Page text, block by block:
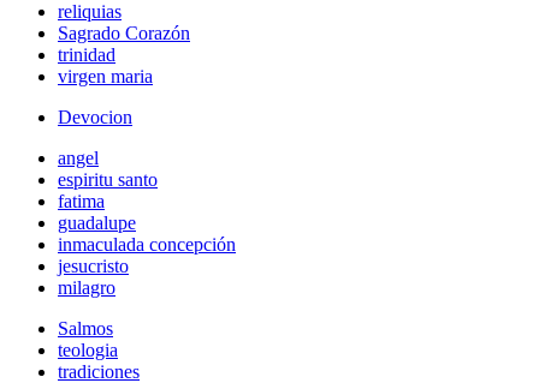
reliquias
Sagrado Corazón
trinidad
virgen maria
Devocion
angel
espiritu santo
fatima
guadalupe
inmaculada concepción
jesucristo
milagro
Salmos
teologia
tradiciones